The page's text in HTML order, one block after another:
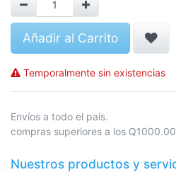
Añadir al Carrito
Temporalmente sin existencias
Envíos a todo el
compras superiores a los
Nuestros productos y